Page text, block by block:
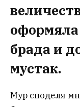
оформяла
брада и
мустак.
Мур споделя